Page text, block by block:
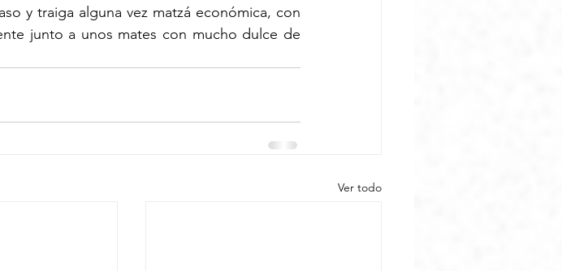
y traiga alguna vez matzá económica, con
junto a unos mates con mucho dulce de
Ver todo